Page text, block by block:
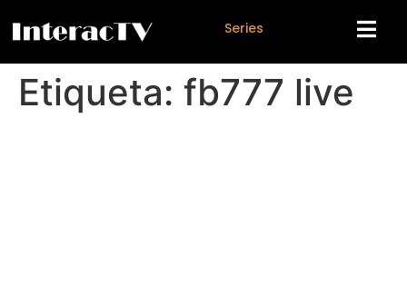
Series
Etiqueta: fb777 live